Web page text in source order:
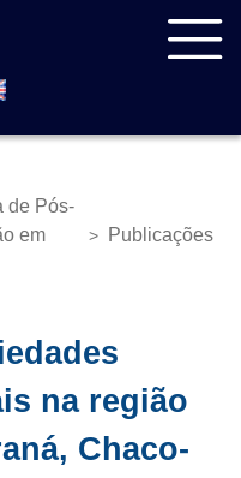
de Pós-
em
> Publicações
na região
Chaco-